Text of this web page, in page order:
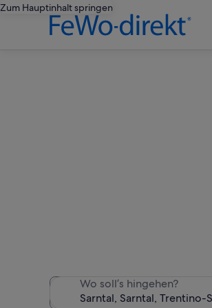
Zum Hauptinhalt springen
Wo soll’s hingehen?